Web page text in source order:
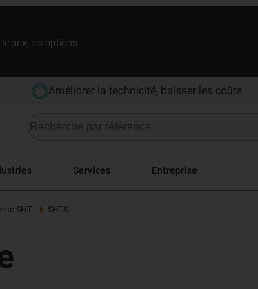
prix, les options
Améliorer la technicité, baisser les coûts
Services Entreprise
SHT SHTS